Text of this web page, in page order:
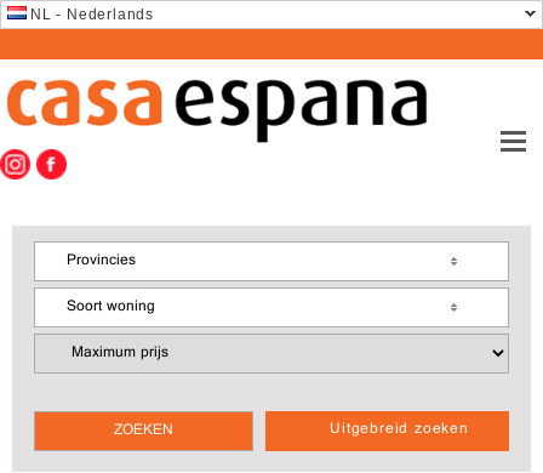
NL - Nederlands
Uitgebreid zoeken
Provincies
Soort woning